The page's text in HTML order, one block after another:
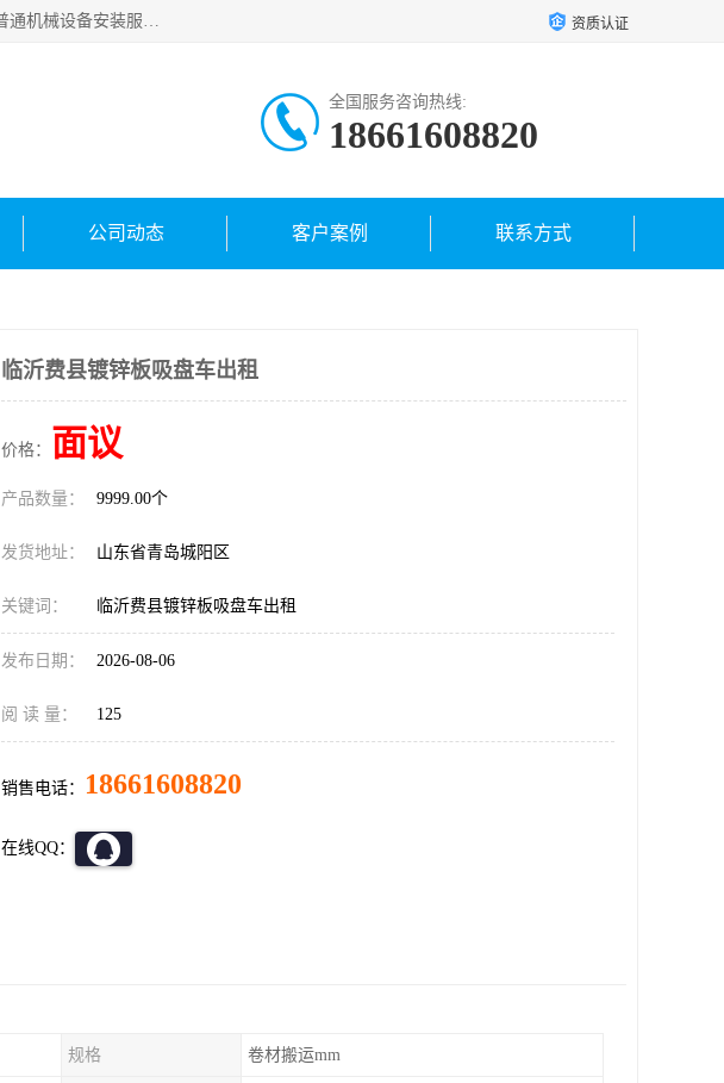
青岛高晟工程机械租赁有限公司成立于2015年，注册地位于山东省青岛市。经营范围包括：机械设备租赁，普通机械设备安装服务，电子、机械设备维护，专用设备修理，通用设备修理，机械设备销售，环境保护专用设备销售，建筑材料销售，专业保洁、清洗、消毒服务，劳动保护用品销售，信息技术咨询服务，汽车拖车、求援、清障服务，物业管理；工程管理服务，货物进出口，技术进出口，汽车销售，新能源汽车整车销售等。 资质认证
全国服务咨询热线:
18661608820
公司动态 客户案例 联系方式
临沂费县镀锌板吸盘车出租
价格： 面议
产品数量： 9999.00个
发货地址： 山东省青岛城阳区
关键词： 临沂费县镀锌板吸盘车出租
发布日期： 2026-08-06
阅 读 量： 125
销售电话： 18661608820
在线QQ：
规格 卷材搬运mm